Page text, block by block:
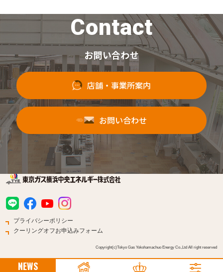
Contact
お問い合わせ
店舗・事業所案内
お問い合わせ
プライバシーポリシー
クーリングオフお申込みフォーム
Copyright(c)Tokyo Gas Yokohamachuo Energy Co.,Ltd All right reserved
NEWS